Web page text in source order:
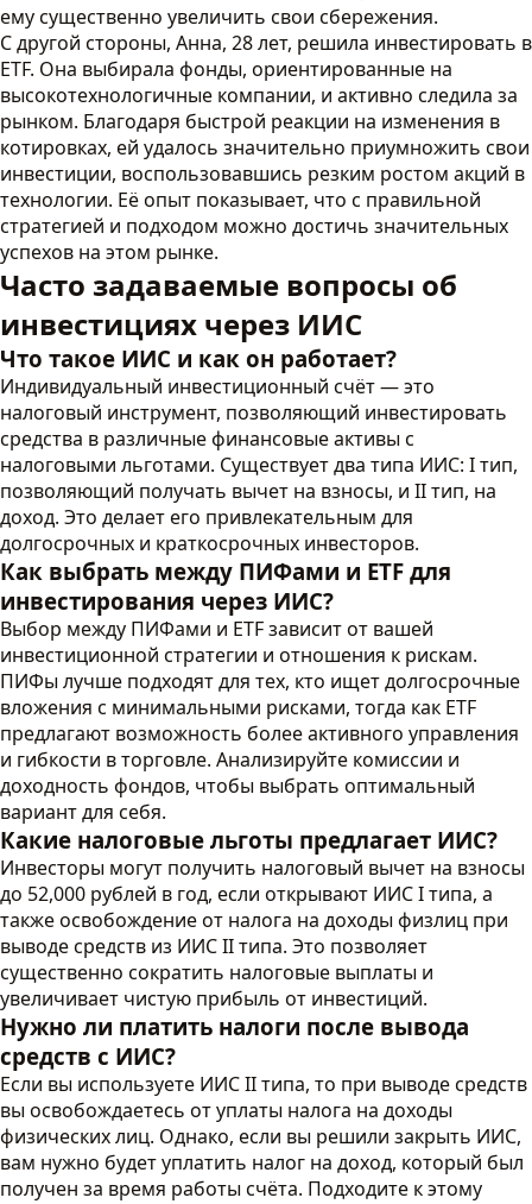
ему существенно увеличить свои сбережения.
С другой стороны, Анна, 28 лет, решила инвестировать в
ETF. Она выбирала фонды, ориентированные на
высокотехнологичные компании, и активно следила за
рынком. Благодаря быстрой реакции на изменения в
котировках, ей удалось значительно приумножить свои
инвестиции, воспользовавшись резким ростом акций в
технологии. Её опыт показывает, что с правильной
стратегией и подходом можно достичь значительных
успехов на этом рынке.
Часто задаваемые вопросы об
инвестициях через ИИС
Что такое ИИС и как он работает?
Индивидуальный инвестиционный счёт — это
налоговый инструмент, позволяющий инвестировать
средства в различные финансовые активы с
налоговыми льготами. Существует два типа ИИС: I тип,
позволяющий получать вычет на взносы, и II тип, на
доход. Это делает его привлекательным для
долгосрочных и краткосрочных инвесторов.
Как выбрать между ПИФами и ETF для
инвестирования через ИИС?
Выбор между ПИФами и ETF зависит от вашей
инвестиционной стратегии и отношения к рискам.
ПИФы лучше подходят для тех, кто ищет долгосрочные
вложения с минимальными рисками, тогда как ETF
предлагают возможность более активного управления
и гибкости в торговле. Анализируйте комиссии и
доходность фондов, чтобы выбрать оптимальный
вариант для себя.
Какие налоговые льготы предлагает ИИС?
Инвесторы могут получить налоговый вычет на взносы
до 52,000 рублей в год, если открывают ИИС I типа, а
также освобождение от налога на доходы физлиц при
выводе средств из ИИС II типа. Это позволяет
существенно сократить налоговые выплаты и
увеличивает чистую прибыль от инвестиций.
Нужно ли платить налоги после вывода
средств с ИИС?
Если вы используете ИИС II типа, то при выводе средств
вы освобождаетесь от уплаты налога на доходы
физических лиц. Однако, если вы решили закрыть ИИС,
вам нужно будет уплатить налог на доход, который был
получен за время работы счёта. Подходите к этому